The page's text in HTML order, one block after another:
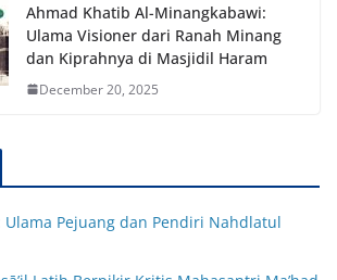
Ahmad Khatib Al-Minangkabawi:
Ulama Visioner dari Ranah Minang
dan Kiprahnya di Masjidil Haram
December 20, 2025
Ulama Pejuang dan Pendiri Nahdlatul